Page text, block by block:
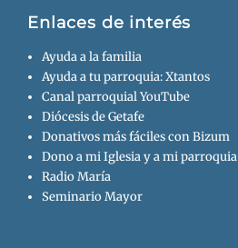
Enlaces de interés
Ayuda a la familia
Ayuda a tu parroquia: Xtantos
Canal parroquial YouTube
Diócesis de Getafe
Donativos más fáciles con Bizum
Dono a mi Iglesia y a mi parroquia
Radio María
Seminario Mayor